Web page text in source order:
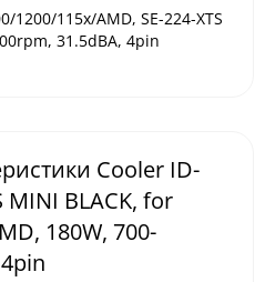
1200/115x/AMD, SE-224-XTS
31.5dBA, 4pin
Cooler ID-
MINI BLACK, for
180W, 700-